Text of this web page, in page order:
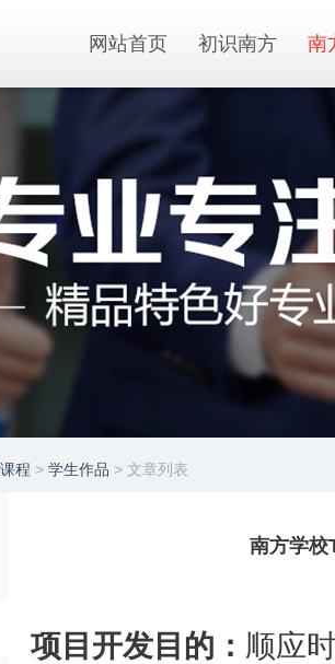
网站首页 初识南方 南
程 > 学生作品 > 文章列表
南方学校
项目开发目的： 顺应